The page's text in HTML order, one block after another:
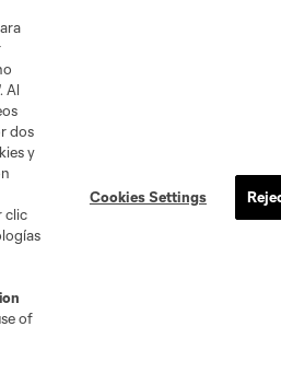
Settings
League Soccer, L.L.C. (“MLS”).
Uso desautorizado está
Al
dos
y
clic
of
Cookies Settings